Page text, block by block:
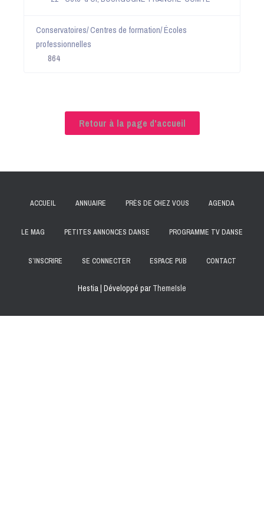
Conservatoires/ Centres de formation/ Écoles
professionnelles
864
Retour à la page d'accueil
ACCUEIL ANNUAIRE PRÈS DE CHEZ VOUS AGENDA
LE MAG PETITES ANNONCES DANSE PROGRAMME TV DANSE
S’INSCRIRE SE CONNECTER ESPACE PUB CONTACT
Hestia | Développé par ThemeIsle